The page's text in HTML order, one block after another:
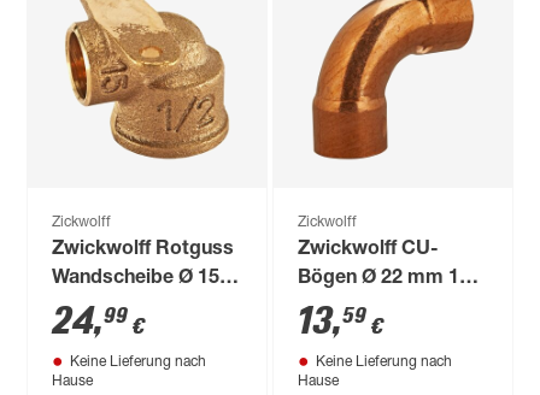
Zickwolff
Zwickwolff Rotguss
Wandscheibe Ø 15
mm x 1/2" 10 Stück
24,99 €
Keine Lieferung nach
Hause
Zickwolff
Zwickwolff CU-
Bögen Ø 22 mm 10
Stück
13,59 €
Keine Lieferung nach
Hause